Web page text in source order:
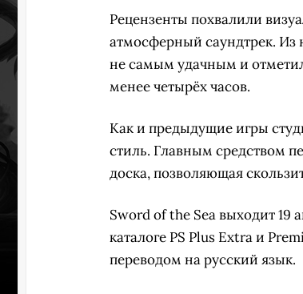
Рецензенты похвалили
атмосферный саундтрек. Из
не самым удачным и
менее четырёх часов.
Как и предыдущие игры
стиль. Главным средством
доска, позволяющая
Sword of the Sea выходит 19
каталоге PS Plus Extra и
переводом на русский язык.